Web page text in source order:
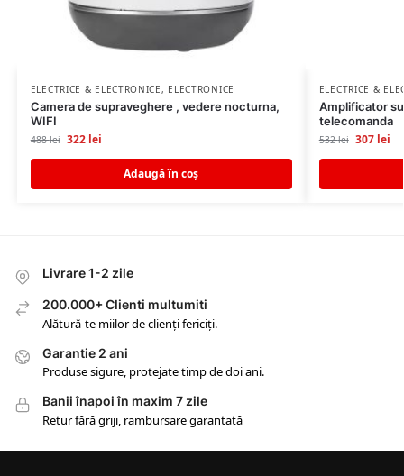
ELECTRICE & ELECTRONICE, ELECTRONICE
Camera de supraveghere , vedere nocturna,
WIFI
488lei 322 lei
Adaugă în coș
ELECTRICE &
Amplificator
telecomanda
532lei 307 lei
Livrare 1-2 zile
200.000+ Clienti multumiti
Alătură-te miilor de clienți fericiți.
Garantie 2 ani
Produse sigure, protejate timp de doi ani.
Banii înapoi în maxim 7 zile
Retur fără griji, rambursare garantată